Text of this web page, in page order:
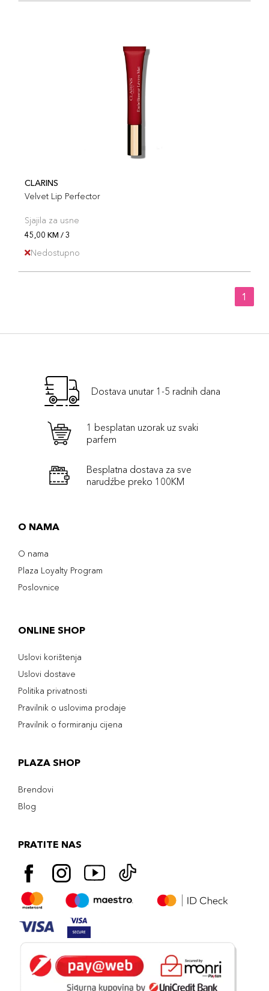
CLARINS
Velvet Lip Perfector
Sjajila za usne
45,00 KM / 3
Nedostupno
1
Dostava unutar 1-5 radnih dana
1 besplatan uzorak uz svaki
parfem
Besplatna dostava za sve
narudźbe preko 100KM
O NAMA
O nama
Plaza Loyalty Program
Poslovnice
ONLINE SHOP
Uslovi korištenja
Uslovi dostave
Politika privatnosti
Pravilnik o uslovima prodaje
Pravilnik o formiranju cijena
PLAZA SHOP
Brendovi
Blog
PRATITE NAS